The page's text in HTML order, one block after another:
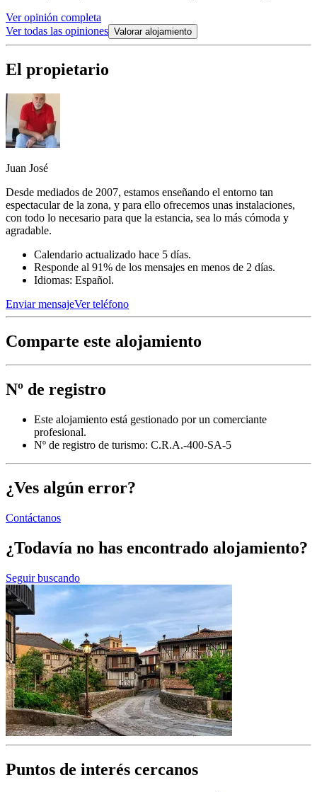
Ver opinión completa
Ver todas las opiniones Valorar alojamiento
El propietario
Juan José
Desde mediados de 2007, estamos enseñando el entorno tan
espectacular de la zona, y para ello ofrecemos unas instalaciones,
con todo lo necesario para que la estancia, sea lo más cómoda y
agradable.
Calendario actualizado hace 5 días.
Responde al 91% de los mensajes en menos de 2 días.
Idiomas: Español.
Enviar mensajeVer teléfono
Comparte este alojamiento
Nº de registro
Este alojamiento está gestionado por un comerciante
profesional.
Nº de registro de turismo: C.R.A.-400-SA-5
¿Ves algún error?
Contáctanos
¿Todavía no has encontrado alojamiento?
Seguir buscando
Puntos de interés cercanos